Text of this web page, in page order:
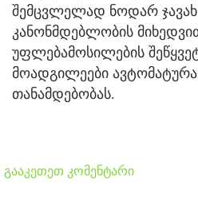
შემცვლელად ნოდარ
კანონმდებლობის
უფლებამოსილების
მოადგილეები
თანამდებობას.
გააკეთეთ კომენტარი